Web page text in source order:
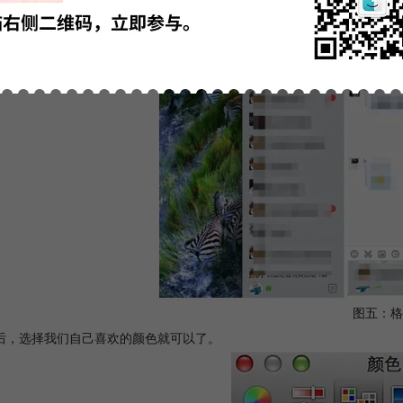
图五：
，选择我们自己喜欢的颜色就可以了。